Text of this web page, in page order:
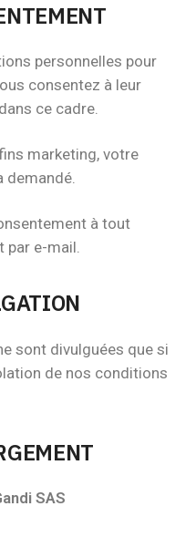
personnelles pour
consentez à leur
ce cadre.
marketing, votre
demandé.
à tout
par e-mail.
sont divulguées que si
de nos conditions
SAS